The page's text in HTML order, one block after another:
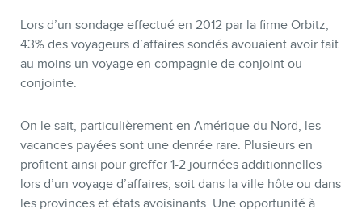
Lors d’un sondage effectué en 2012 par la firme Orbitz,
43% des voyageurs d’affaires sondés avouaient avoir fait
au moins un voyage en compagnie de conjoint ou
conjointe.
On le sait, particulièrement en Amérique du Nord, les
vacances payées sont une denrée rare. Plusieurs en
profitent ainsi pour greffer 1-2 journées additionnelles
lors d’un voyage d’affaires, soit dans la ville hôte ou dans
les provinces et états avoisinants. Une opportunité à